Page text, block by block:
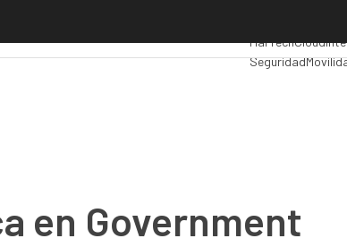
MarTechCloud
Seguridad
en Government